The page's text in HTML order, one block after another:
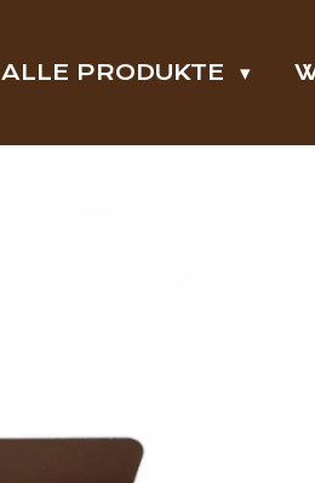
ALLE PRODUKTE